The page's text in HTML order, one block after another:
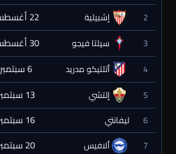
2 إشبيلية 22 أغسطس 2026 - 18:00
3 سيلتا فيجو 30 أغسطس 2026 - 22:30
4 أتلتيكو مدريد 6 سبتمبر 2026 - 20:00
5 إلتشي 13 سبتمبر 2026 - 20:00
6 ليفانتي 16 سبتمبر 2026 - 20:00
7 ألافيس 20 سبتمبر 2026 - 20:00